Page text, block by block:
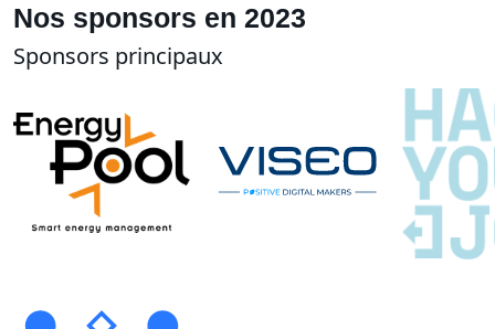
Nos sponsors en 2023
Sponsors principaux